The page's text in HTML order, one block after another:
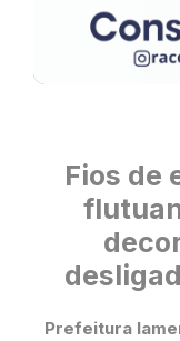
Fios de
Prefeitura